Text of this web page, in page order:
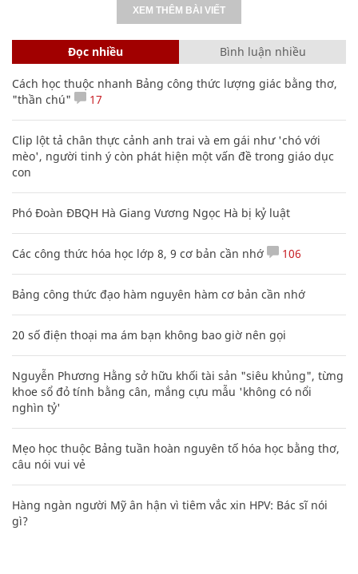
XEM THÊM BÀI VIẾT
Đọc nhiều Bình luận nhiều
Cách học thuộc nhanh Bảng công thức lượng giác bằng thơ,
"thần chú"
17
Clip lột tả chân thực cảnh anh trai và em gái như 'chó với
mèo', người tinh ý còn phát hiện một vấn đề trong giáo dục
con
Phó Đoàn ĐBQH Hà Giang Vương Ngọc Hà bị kỷ luật
Các công thức hóa học lớp 8, 9 cơ bản cần nhớ 106
Bảng công thức đạo hàm nguyên hàm cơ bản cần nhớ
20 số điện thoại ma ám bạn không bao giờ nên gọi
Nguyễn Phương Hằng sở hữu khối tài sản "siêu khủng", từng
khoe sổ đỏ tính bằng cân, mắng cựu mẫu 'không có nổi
nghìn tỷ'
Mẹo học thuộc Bảng tuần hoàn nguyên tố hóa học bằng thơ,
câu nói vui vẻ
Hàng ngàn người Mỹ ân hận vì tiêm vắc xin HPV: Bác sĩ nói
gì?